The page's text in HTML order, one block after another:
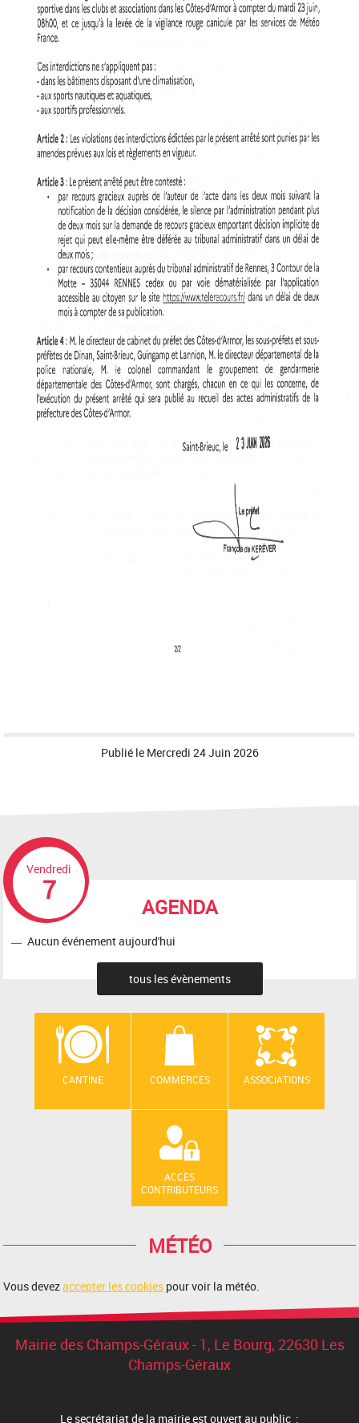
Publié le Mercredi 24 Juin 2026
AGENDA
Vendredi
7
Aucun événement aujourd'hui
tous les évènements
CANTINE COMMERCES ASSOCIATIONS
ACCÈS
CONTRIBUTEURS
MÉTÉO
Vous devezaccepter les cookies pour voir la météo.
Mairie des Champs-Géraux - 1, Le Bourg, 22630 Les
Champs-Géraux
Le secrétariat de la mairie est ouvert au public :